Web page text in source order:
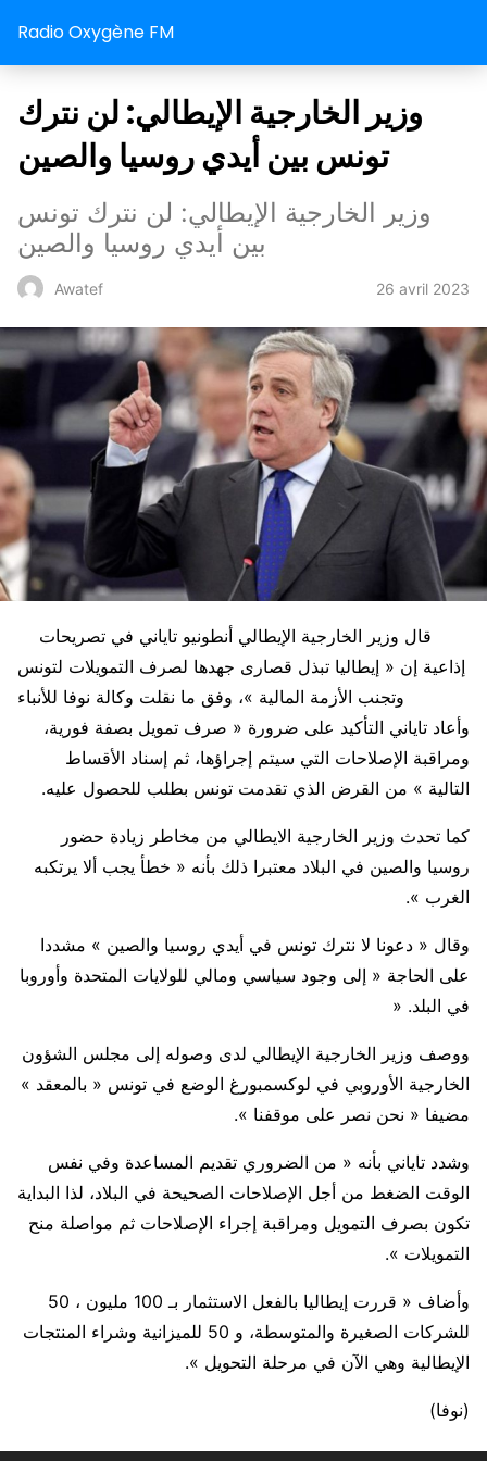
Radio Oxygène FM
وزير الخارجية الإيطالي: لن نترك
تونس بين أيدي روسيا والصين
وزير الخارجية الإيطالي: لن نترك تونس
بين أيدي روسيا والصين
Awatef 26 avril 2023
إذاعية إن « إيطاليا تبذل قصارى جهدها لصرف التمويلات لتونس
وتجنب الأزمة المالية »، وفق ما نقلت وكالة نوفا للأنباء
وأعاد تاياني التأكيد على ضرورة « صرف تمويل بصفة فورية،
ومراقبة الإصلاحات التي سيتم إجراؤها، ثم إسناد الأقساط
التالية » من القرض الذي تقدمت تونس بطلب للحصول عليه.
كما تحدث وزير الخارجية الايطالي من مخاطر زيادة حضور
روسيا والصين في البلاد معتبرا ذلك بأنه « خطأ يجب ألا يرتكبه
الغرب ».
وقال « دعونا لا نترك تونس في أيدي روسيا والصين » مشددا
على الحاجة « إلى وجود سياسي ومالي للولايات المتحدة وأوروبا
في البلد. «
ووصف وزير الخارجية الإيطالي لدى وصوله إلى مجلس الشؤون
الخارجية الأوروبي في لوكسمبورغ الوضع في تونس « بالمعقد »
مضيفا « نحن نصر على موقفنا ».
وشدد تاياني بأنه « من الضروري تقديم المساعدة وفي نفس
الوقت الضغط من أجل الإصلاحات الصحيحة في البلاد، لذا البداية
تكون بصرف التمويل ومراقبة إجراء الإصلاحات ثم مواصلة منح
التمويلات ».
وأضاف « قررت إيطاليا بالفعل الاستثمار بـ 100 مليون ، 50
للشركات الصغيرة والمتوسطة، و 50 للميزانية وشراء المنتجات
الإيطالية وهي الآن في مرحلة التحويل ».
(نوفا)